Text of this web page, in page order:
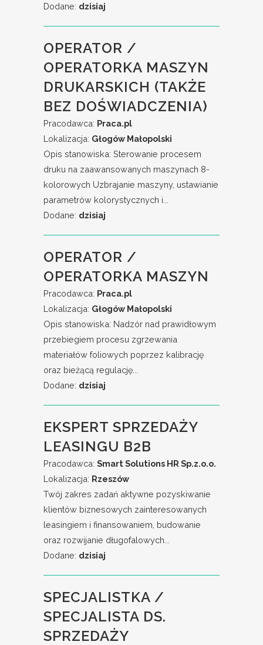
Dodane: dzisiaj
OPERATOR /
OPERATORKA MASZYN
DRUKARSKICH (TAKŻE
BEZ DOŚWIADCZENIA)
Pracodawca: Praca.pl
Lokalizacja: Głogów Małopolski
Opis stanowiska: Sterowanie procesem
druku na zaawansowanych maszynach 8-
kolorowych Uzbrajanie maszyny, ustawianie
parametrów kolorystycznych i...
Dodane: dzisiaj
OPERATOR /
OPERATORKA MASZYN
Pracodawca: Praca.pl
Lokalizacja: Głogów Małopolski
Opis stanowiska: Nadzór nad prawidłowym
przebiegiem procesu zgrzewania
materiałów foliowych poprzez kalibrację
oraz bieżącą regulację...
Dodane: dzisiaj
EKSPERT SPRZEDAŻY
LEASINGU B2B
Pracodawca: Smart Solutions HR Sp.z.o.o.
Lokalizacja: Rzeszów
Twój zakres zadań aktywne pozyskiwanie
klientów biznesowych zainteresowanych
leasingiem i finansowaniem, budowanie
oraz rozwijanie długofalowych...
Dodane: dzisiaj
SPECJALISTKA /
SPECJALISTA DS.
SPRZEDAŻY